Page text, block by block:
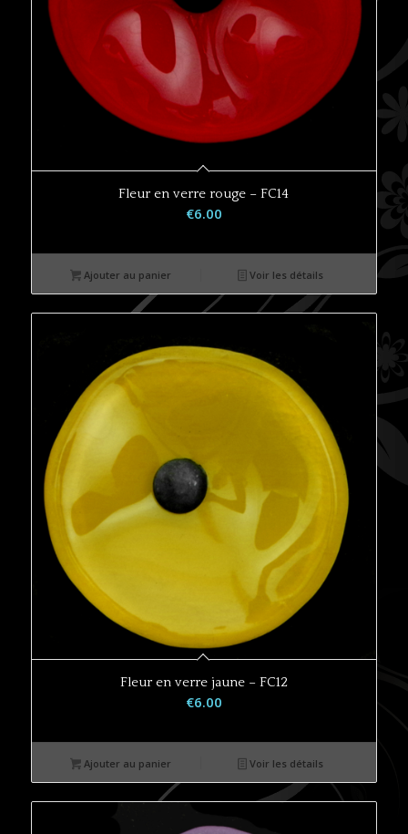
Fleur en verre rouge – FC14
€6.00
Ajouter au panier Voir les détails
Fleur en verre jaune – FC12
€6.00
Ajouter au panier Voir les détails